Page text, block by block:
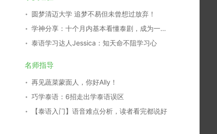
圆梦清迈大学 追梦不易但未曾想过放弃！
学神分享：十个月内基本看懂泰剧，成为一名泰剧翻译，我是这么学习的！
泰语学习达人Jessica：知天命不阻学习心
名师指导
再见蔬菜蒙面人，你好Ally！
巧学泰语：6招走出学泰语误区
【泰语入门】语音难点分析，读者看完都说好